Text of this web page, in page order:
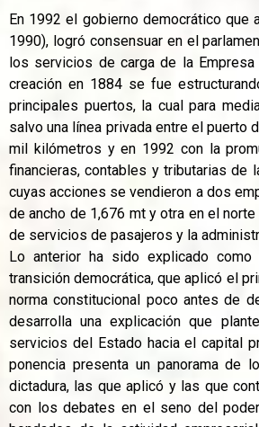
En 1992 el gobierno democrático
1990), logró consensuar en el
los servicios de carga de la
creación en 1884 se fue
principales puertos, la cual para
salvo una línea privada entre el puerto
mil kilómetros y en 1992 con la
financieras, contables y tributarias de
cuyas acciones se vendieron a dos
de ancho de 1,676 mt y otra en el
de servicios de pasajeros y la
Lo anterior ha sido explicado
transición democrática, que aplicó el
norma constitucional poco antes de
desarrolla una explicación que
servicios del Estado hacia el capital
ponencia presenta un panorama
dictadura, las que aplicó y las que
con los debates en el seno del